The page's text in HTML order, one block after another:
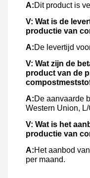
A:Dit product is
V: Wat is de
productie van
A:De levertijd
V: Wat zijn de
product van de
A:De aanvaarde
Western Union,
V: Wat is het
productie van
A:Het aanbod
per maand.